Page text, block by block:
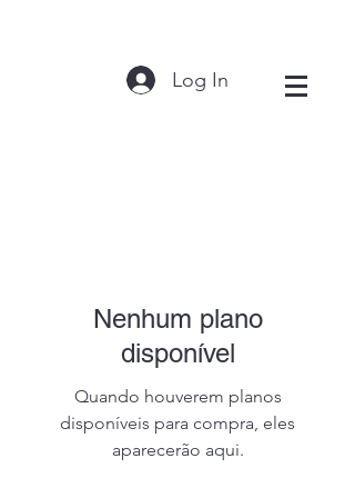
Log In
Nenhum plano
disponível
Quando houverem planos
disponíveis para compra, eles
aparecerão aqui.